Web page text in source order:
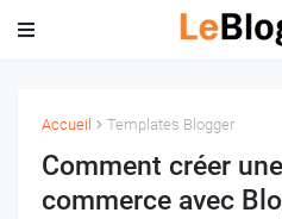
Accueil Templates Blogger
Comment créer
commerce avec